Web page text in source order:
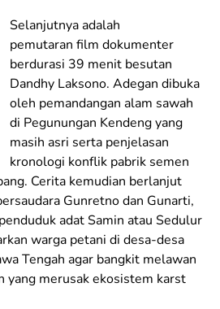
Selanjutnya adalah
pemutaran film dokumenter
berdurasi 39 menit besutan
Dandhy Laksono. Adegan dibuka
oleh pemandangan alam sawah
di Pegunungan Kendeng yang
masih asri serta penjelasan
kronologi konflik pabrik semen
Cerita kemudian berlanjut
Gunretno dan Gunarti,
adat Samin atau Sedulur
warga petani di desa-desa
Tengah agar bangkit melawan
yang merusak ekosistem karst